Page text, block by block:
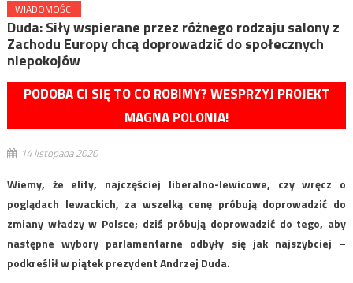
WIADOMOŚCI
Duda: Siły wspierane przez różnego rodzaju salony z
Zachodu Europy chcą doprowadzić do społecznych
niepokojów
PODOBA CI SIĘ TO CO ROBIMY? WESPRZYJ PROJEKT
MAGNA POLONIA!
14 listopada 2020
Wiemy, że elity, najczęściej liberalno-lewicowe, czy wręcz o
poglądach lewackich, za wszelką cenę próbują doprowadzić do
zmiany władzy w Polsce; dziś próbują doprowadzić do tego, aby
następne wybory parlamentarne odbyły się jak najszybciej –
podkreślił w piątek prezydent Andrzej Duda.